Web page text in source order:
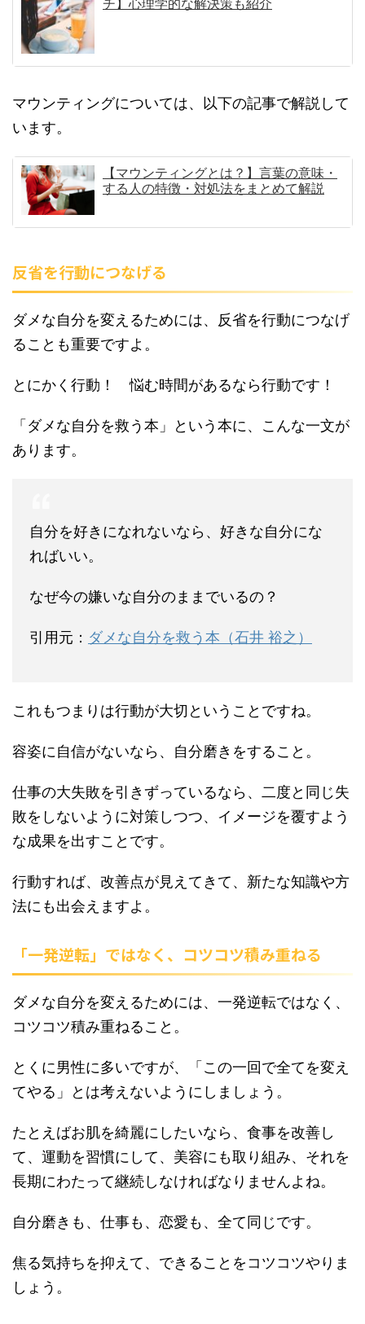
マウンティングについては、以下の記事で解説して
います。
【マウンティングとは？】言葉の意味・
する人の特徴・対処法をまとめて解説
反省を行動につなげる
ダメな自分を変えるためには、反省を行動につなげ
ることも重要ですよ。
とにかく行動！ 悩む時間があるなら行動です！
「ダメな自分を救う本」という本に、こんな一文が
あります。
自分を好きになれないなら、好きな自分にな
ればいい。
なぜ今の嫌いな自分のままでいるの？
引用元： ダメな自分を救う本（石井 裕之）
これもつまりは行動が大切ということですね。
容姿に自信がないなら、自分磨きをすること。
仕事の大失敗を引きずっているなら、二度と同じ失
敗をしないように対策しつつ、イメージを覆すよう
な成果を出すことです。
行動すれば、改善点が見えてきて、新たな知識や方
法にも出会えますよ。
「一発逆転」ではなく、コツコツ積み重ねる
ダメな自分を変えるためには、一発逆転ではなく、
コツコツ積み重ねること。
とくに男性に多いですが、「この一回で全てを変え
てやる」とは考えないようにしましょう。
たとえばお肌を綺麗にしたいなら、食事を改善し
て、運動を習慣にして、美容にも取り組み、それを
長期にわたって継続しなければなりませんよね。
自分磨きも、仕事も、恋愛も、全て同じです。
焦る気持ちを抑えて、できることをコツコツやりま
しょう。